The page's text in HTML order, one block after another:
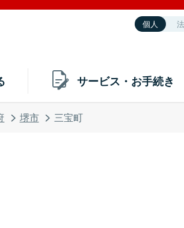
個人
サービス・お手続き
堺市 三宝町